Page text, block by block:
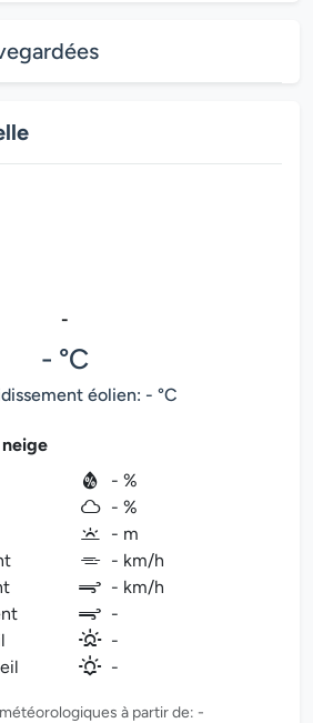
-
- °C
éolien: - °C
- %
- %
- m
- km/h
- km/h
-
-
-
à partir de: -